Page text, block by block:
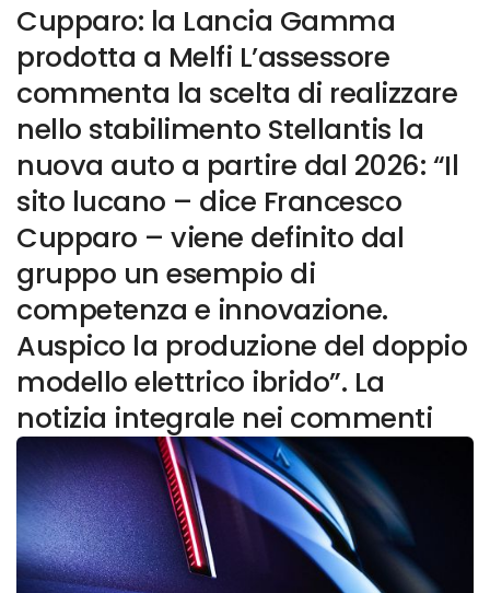
Cupparo: la Lancia Gamma
prodotta a Melfi L’assessore
commenta la scelta di realizzare
nello stabilimento Stellantis la
nuova auto a partire dal 2026: “Il
sito lucano – dice Francesco
Cupparo – viene definito dal
gruppo un esempio di
competenza e innovazione.
Auspico la produzione del doppio
modello elettrico ibrido”. La
notizia integrale nei commenti